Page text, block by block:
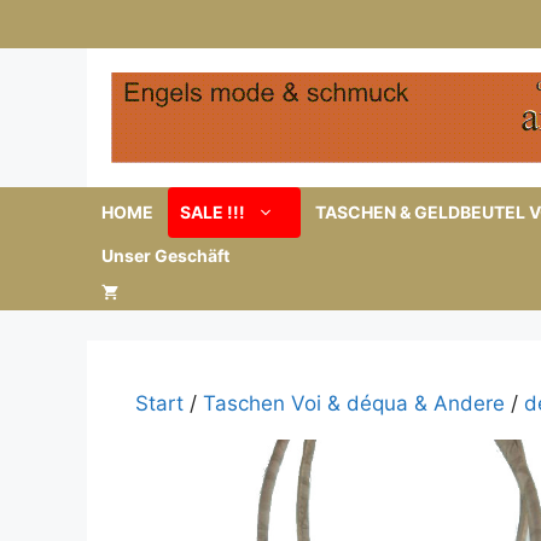
Inhalt
HOME SALE !!! TASCHEN & GELDBEUTEL
Unser Geschäft
Start / Taschen Voi & déqua & Andere /